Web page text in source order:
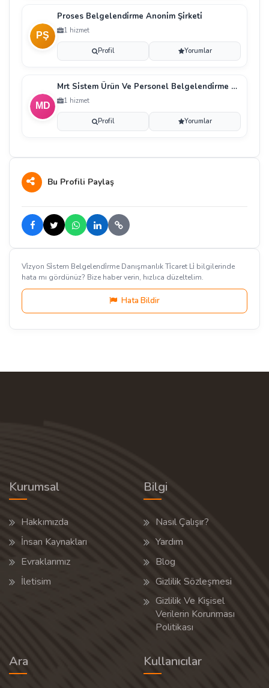
Proses Belgelendi̇rme Anoni̇m Şi̇rketi̇
1 hizmet
Profil Yorumlar
Mrt Si̇stem Ürün Ve Personel Belgelendi̇rme Deneti̇m
1 hizmet
Profil Yorumlar
Bu Profili Paylaş
Vi̇zyon Si̇stem Belgelendi̇rme Danışmanlık Ti̇caret Li̇ bilgilerinde
hata mı gördünüz? Bize haber verin, hızlıca düzeltelim.
Hata Bildir
Kurumsal
Hakkımızda
İnsan Kaynakları
Evraklarımız
İletisim
Bilgi
Nasıl Çalışır?
Yardım
Blog
Gizlilik Sözleşmesi
Gizlilik Ve Kişisel
Verilerin Korunması
Politikası
Ara Kullanıcılar